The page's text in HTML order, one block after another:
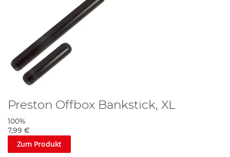
Preston Offbox Bankstick, XL
100%
7,99 €
Zum Produkt